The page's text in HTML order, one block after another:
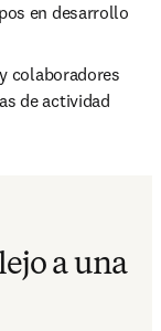
en desarrollo
colaboradores
de actividad
a una